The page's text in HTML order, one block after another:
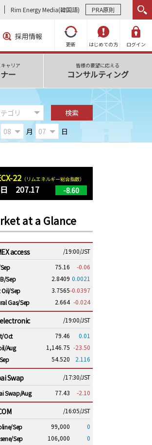
Rim Energy Media(韓国語) PRA原則
更新 はじめての方 ログイン
採用情報
ャリア
ー
皆様の要望に応える
コンサルティング
月 日
22 （リムエネルギー総合指数）
207.17 -8.60
at a Glance
access
/19:00/JST
75.16
-0.06
Sep
2.8409 0.0021
Oil/Sep
3.7565-0.0397
Gas/Sep
2.664 -0.024
/19:00/JST
Oct
79.46
0.01
Aug
1,146.75 -23.50
54.520 2.116
Swap
/17:30/JST
Swap/Aug
77.43 -2.10
/16:05/JST
Sep
99,000
0
Sep
106,000
0